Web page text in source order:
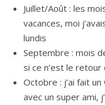
Juillet/Août : les
vacances, moi
lundis
Septembre : mois
si ce n’est le retour
Octobre : j’ai fait
avec un super ami,